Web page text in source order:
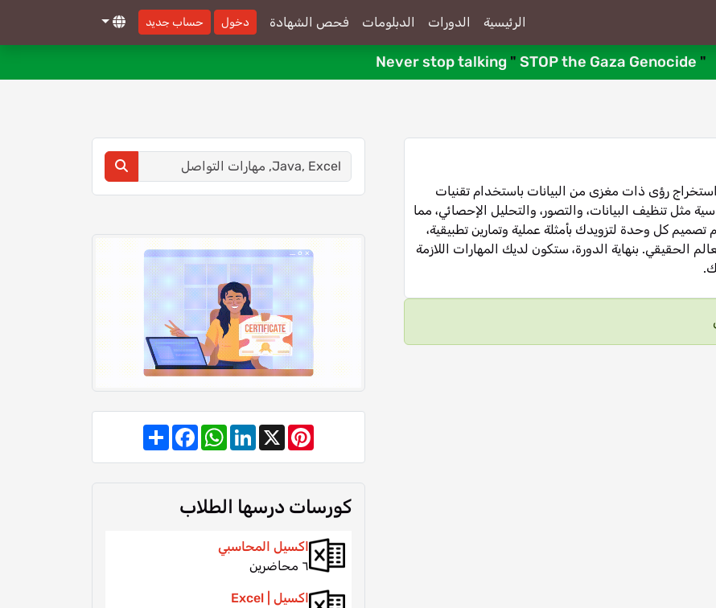
الرئيسية الدورات الدبلومات فحص الشهادة دخول حساب جديد
Never stop talking " STOP the Gaza Genocide "
رؤى ذات مغزى من البيانات باستخدام تقنيات
مثل تنظيف البيانات، والتصور، والتحليل الإحصائي، مما
تصميم كل وحدة لتزويدك بأمثلة عملية وتمارين تطبيقية،
الحقيقي. بنهاية الدورة، ستكون لديك المهارات اللازمة
Share
Facebook
WhatsAppLinkedIn X
Pinterest
كورسات درسها الطلاب
اكسيل المحاسبي
٦ محاضرين
اكسيل | Excel